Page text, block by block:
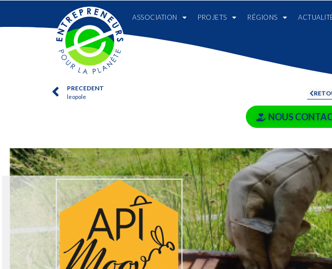
ASSOCIATION PROJETS RÉGIONS
PRECEDENT
leopole
NOUS